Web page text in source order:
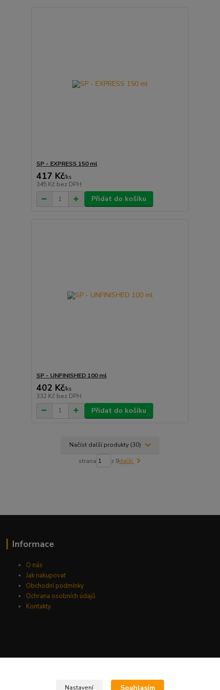
SP - EXPRESS 150 ml
417 Kč/ks
345 Kč bez DPH
Přidat do košíku
SP - UNFINISHED 100 ml
402 Kč/ks
332 Kč bez DPH
Přidat do košíku
Načíst další produkty (30)
strana z 9další
Informace
O nás
Jak nakupovat
Obchodní podmínky
Ochrana osobních údajů
Kontakty
Nastavení Souhlasím